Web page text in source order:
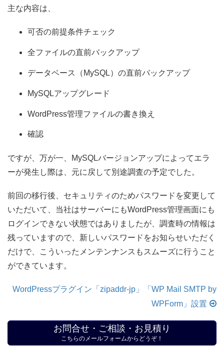
主な内容は、
可否の前提条件チェック
全ファイルの直前バックアップ
データベース（MySQL）の直前バックアップ
MySQLアップグレード
WordPress管理ファイルの書き換え
確認
ですが、万が一、MySQLバージョンアップによってエラ
ーが発生し際は、元に戻して別途調査の予定でした。
前回の移行後、セキュリティのためパスワードを変更して
いただいて、当社はサーバーにもWordPress管理画面にも
ログインできない状態ではありましたが、調査時の情報は
残っていますので、新しいパスワードをお知らせいただく
だけで、こういったメンテンナンスもスムーズに行うこと
ができています。
WordPressプラグイン「zipaddr-jp」「WP Mail SMTP by
WPForm」設置
お問合せ・ご相談・お見積り
こちらのメールフォームからどうぞ！